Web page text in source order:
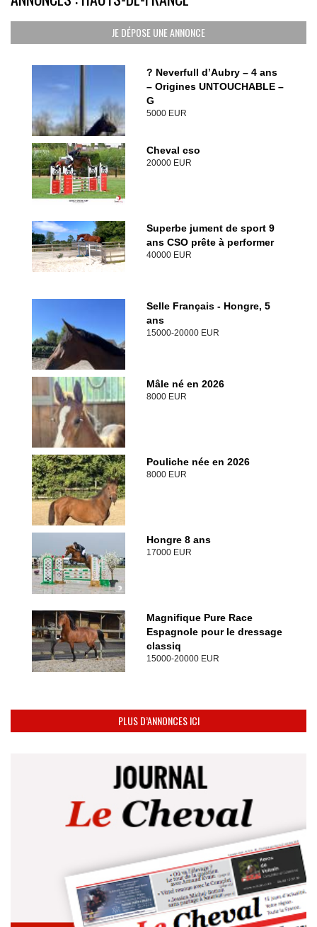
JE DÉPOSE UNE ANNONCE
? Neverfull d’Aubry – 4 ans
– Origines UNTOUCHABLE –
G
5000 EUR
Cheval cso
20000 EUR
Superbe jument de sport 9
ans CSO prête à performer
40000 EUR
Selle Français - Hongre, 5
ans
15000-20000 EUR
Mâle né en 2026
8000 EUR
Pouliche née en 2026
8000 EUR
Hongre 8 ans
17000 EUR
Magnifique Pure Race
Espagnole pour le dressage
classiq
15000-20000 EUR
PLUS D’ANNONCES ICI